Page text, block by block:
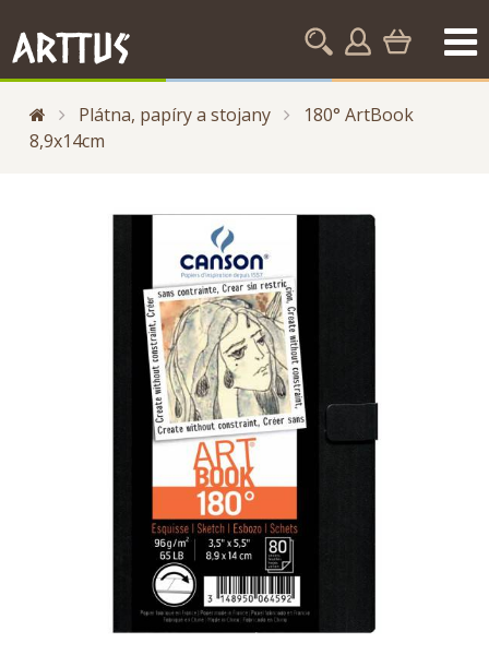
Plátna, papíry a stojany
180° ArtBook
8,9x14cm